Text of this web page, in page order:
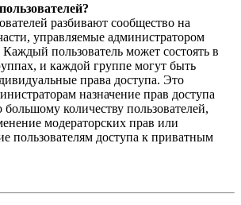
разбивают сообщество на
управляемые администратором
пользователь может состоять в
и каждой группе могут быть
права доступа. Это
назначение прав доступа
количеству пользователей,
модераторских прав или
пользователям доступа к приватным